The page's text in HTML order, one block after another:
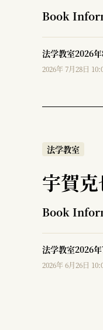
Book
法学教室2026
2026年 7月28日
法学教室
宇賀
Book
法学教室2026
2026年 6月26日